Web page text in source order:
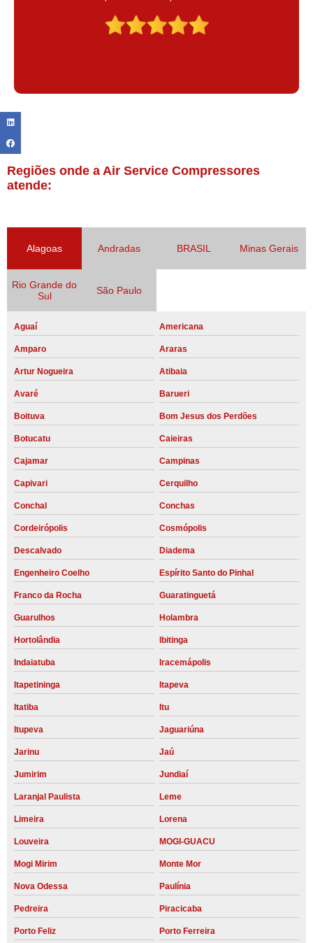
Claudinei excelente profissional!
Regiões onde a Air Service Compressores
atende:
Alagoas Andradas BRASIL Minas Gerais
Rio Grande do
Sul
São Paulo
Aguaí Americana
Amparo Araras
Artur Nogueira Atibaia
Avaré Barueri
Boituva Bom Jesus dos Perdões
Botucatu Caieiras
Cajamar Campinas
Capivari Cerquilho
Conchal Conchas
Cordeirópolis Cosmópolis
Descalvado Diadema
Engenheiro Coelho Espírito Santo do Pinhal
Franco da Rocha Guaratinguetá
Guarulhos Holambra
Hortolândia Ibitinga
Indaiatuba Iracemápolis
Itapetininga Itapeva
Itatiba Itu
Itupeva Jaguariúna
Jarinu Jaú
Jumirim Jundiaí
Laranjal Paulista Leme
Limeira Lorena
Louveira MOGI-GUACU
Mogi Mirim Monte Mor
Nova Odessa Paulínia
Pedreira Piracicaba
Porto Feliz Porto Ferreira